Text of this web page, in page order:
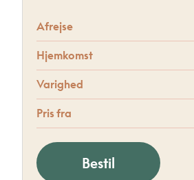
Afrejse
Hjemkomst
Varighed
Pris fra
Bestil